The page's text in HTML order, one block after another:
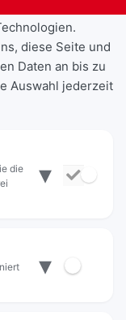
diese Seite und
Daten an bis zu
Auswahl jederzeit
die
▾
▾